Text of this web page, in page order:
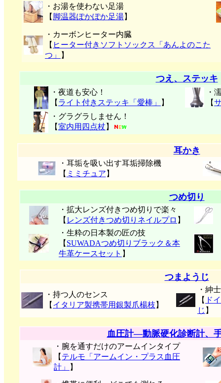
・お湯を使わない足湯
【 脚温器ぽかぽか足湯】
・カーボンヒーター内臓
【 ヒーター付きソフトソックス「あんよのこた
つ」
】
つえ、ステッキ
・夜道も安心！
【 ライト付きステッキ「愛棒」 】
・
【
・グラグラしません！
【室内用四点杖 】
耳かき
・耳垢を吸い出す耳垢掃除機
【 ミミチュア 】
つめ切り
・拡大レンズ付きつめ切りで楽々
【 レンズ付きつめ切りネイルプロ 】
・生粋の日本製の匠の技
【 SUWADAつめ切りブラック＆本
牛革ケースセット 】
つまようじ
・持つ人のセンス
【 イタリア製携帯用銀製爪楊枝 】
・紳
【 ド
じ 】
血圧計―動脈硬化診断計、
・腕を通すだけのアームインタイプ
【 テルモ「アームイン・プラス血圧
計」
】